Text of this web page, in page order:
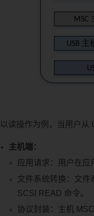
以读操作为例，当用户从
主机端：
应用请求：用户在应
文件系统转换：文件
SCSI READ 命令。
协议封装：主机